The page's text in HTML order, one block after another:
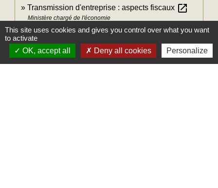
Transmission d'entreprise : aspects fiscaux open_in_new
Ministère chargé de l'économie
Signaler une erreur sur cette page
This site uses cookies and gives you control over what you want
to activate
OK, accept all
Deny all cookies Personalize